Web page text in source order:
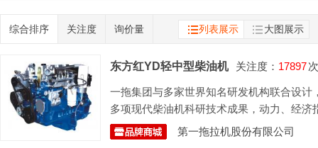
综合排序 关注度 询价量 列表展示 大图展示
东方红YD轻中型柴油机 关注度： 17897次
一拖集团与多家世界知名研发机构联合设
多项现代柴油机科研技术成果，动力、经
外先进水平。
第一拖拉机股份有限公司